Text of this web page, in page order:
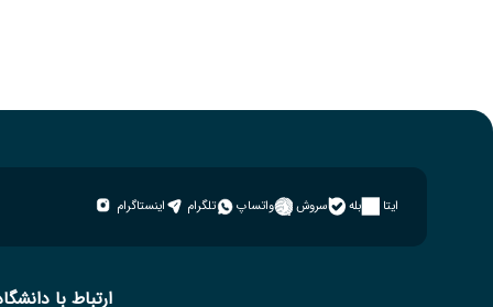
اینستاگرام تلگرام واتساپ سروش بله ایتا
ارتباط با